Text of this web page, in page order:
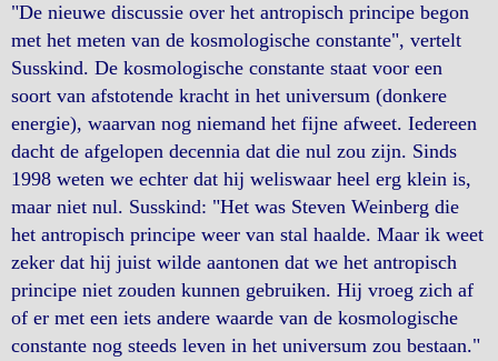
"De nieuwe discussie over het antropisch principe begon
met het meten van de kosmologische constante", vertelt
Susskind. De kosmologische constante staat voor een
soort van afstotende kracht in het universum (donkere
energie), waarvan nog niemand het fijne afweet. Iedereen
dacht de afgelopen decennia dat die nul zou zijn. Sinds
1998 weten we echter dat hij weliswaar heel erg klein is,
maar niet nul. Susskind: "Het was Steven Weinberg die
het antropisch principe weer van stal haalde. Maar ik weet
zeker dat hij juist wilde aantonen dat we het antropisch
principe niet zouden kunnen gebruiken. Hij vroeg zich af
of er met een iets andere waarde van de kosmologische
constante nog steeds leven in het universum zou bestaan."